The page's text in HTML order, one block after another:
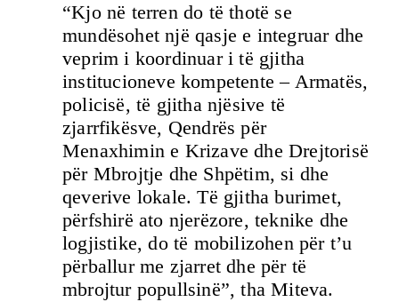
“Kjo në terren do të thotë se
mundësohet një qasje e integruar dhe
veprim i koordinuar i të gjitha
institucioneve kompetente – Armatës,
policisë, të gjitha njësive të
zjarrfikësve, Qendrës për
Menaxhimin e Krizave dhe Drejtorisë
për Mbrojtje dhe Shpëtim, si dhe
qeverive lokale. Të gjitha burimet,
përfshirë ato njerëzore, teknike dhe
logjistike, do të mobilizohen për t’u
përballur me zjarret dhe për të
mbrojtur popullsinë”, tha Miteva.